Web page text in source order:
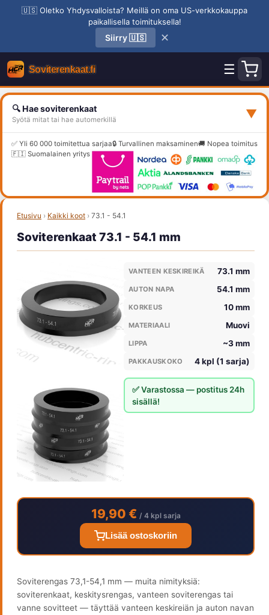
🇺🇸 Oletko Yhdysvalloista? Meillä on oma US-verkkokauppa
paikallisella toimituksella!
Siirry 🇺🇸 ✕
☰
🔍 Hae soviterenkaat
Syötä mitat tai hae automerkillä ▼
✅ Yli 60 000 toimitettua sarjaa🔒 Turvallinen maksaminen🚚 Nopea toimitus
🇫🇮 Suomalainen yritys
Etusivu › Kaikki koot › 73.1 - 54.1
Soviterenkaat 73.1 - 54.1 mm
VANTEEN KESKIREIKÄ 73.1 mm
AUTON NAPA 54.1 mm
KORKEUS 10 mm
MATERIAALI Muovi
LIPPA ~3 mm
PAKKAUSKOKO 4 kpl (1 sarja)
✅ Varastossa — postitus 24h
sisällä!
19,90 € / 4 kpl sarja
Lisää ostoskoriin
Soviterengas 73,1-54,1 mm — muita nimityksiä:
soviterenkaat, keskitysrengas, vanteen soviterengas tai
vanne sovitteet — täyttää vanteen keskireiän ja auton navan